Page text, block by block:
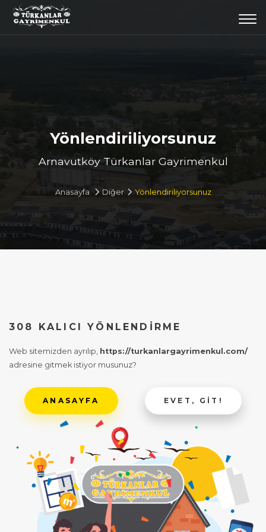
Yönlendiriliyorsunuz
Arnavutköy Türkanlar Gayrimenkul
Anasayfa Diğer Yönlendiriliyorsunuz
308 KALICI YÖNLENDIRME
Web sitemizden ayrılıp, https://turkanlargayrimenkul.com/
adresine gitmek istiyor musunuz?
ANASAYFA EVET, GIT!